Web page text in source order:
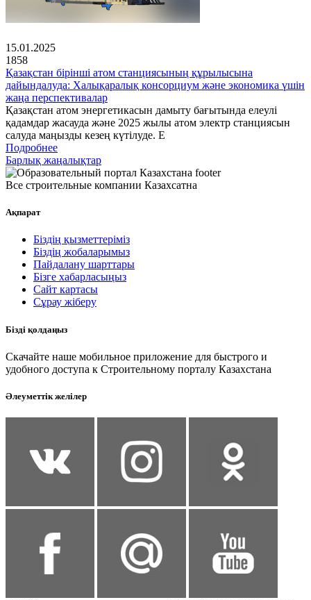
15.01.2025
1858
Қазақстан бірінші атом станциясының құрылысына
дайындалуда: Халықаралық консорциум және экономика үшін
жаңа перспективалар
Қазақстан атом энергетикасын дамыту бағытында елеулі
қадамдар жасауда және 2025 жылы атом электр станциясын
салуда маңызды кезең күтілуде. Е
Подробнее
Барлық жаңалықтар
Все строительные компании Казахсатна
Ақпарат
Біздің қызметтеріміз
Біздің жобаларымыз
Пайдалану шарттары
Бізге хабарласыңыз
Сайт картасы
Сұрау жіберу
Бізді қолдаңыз
Скачайте наше мобильное приложение для быстрого и
удобного доступа к Строительному порталу Казахстана
Әлеуметтік желілер